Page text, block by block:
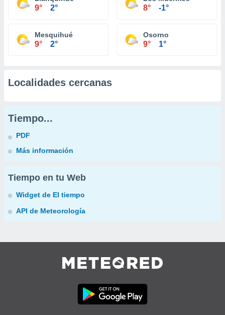
9° 2° 8° -1°
Mesquihué
9° 2°
Osorno
9° 1°
Localidades cercanas
Tiempo...
PDF
Más información
Tiempo en tu Web
Widget de El tiempo
API de Meteorología